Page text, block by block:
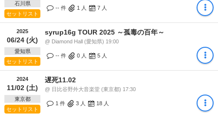
石川県
セットリスト
-- 件 1 人 7 人
2025
06/24 (火)
愛知県
セットリスト
syrup16g TOUR 2025 ～孤毒の百年～
@ Diamond Hall (愛知県) 19:00
-- 件 0 人 5 人
2024
11/02 (土)
東京都
セットリスト
遅死11.02
@ 日比谷野外大音楽堂 (東京都) 17:30
1 件 3 人 18 人